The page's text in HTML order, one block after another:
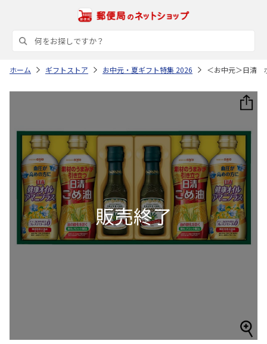
ホーム ギフトストア お中元・夏ギフト特集 2026 ＜お中元＞日清